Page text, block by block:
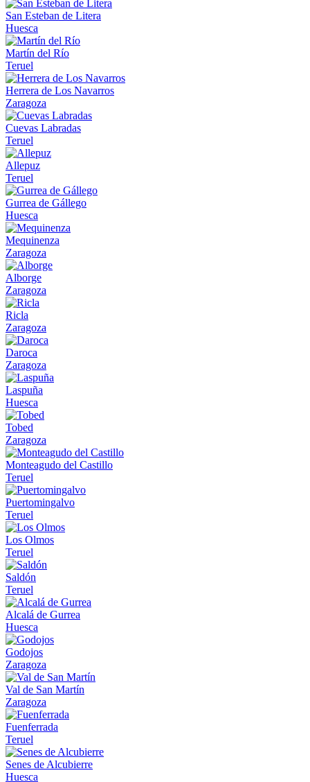
San Esteban de Litera
Huesca
Martín del Río
Teruel
Herrera de Los Navarros
Zaragoza
Cuevas Labradas
Teruel
Allepuz
Teruel
Gurrea de Gállego
Huesca
Mequinenza
Zaragoza
Alborge
Zaragoza
Ricla
Zaragoza
Daroca
Zaragoza
Laspuña
Huesca
Tobed
Zaragoza
Monteagudo del Castillo
Teruel
Puertomingalvo
Teruel
Los Olmos
Teruel
Saldón
Teruel
Alcalá de Gurrea
Huesca
Godojos
Zaragoza
Val de San Martín
Zaragoza
Fuenferrada
Teruel
Senes de Alcubierre
Huesca